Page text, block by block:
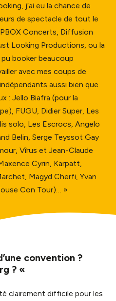
j’ai eu la chance de
de spectacle de tout le
Concerts, Diffusion
Looking Productions, ou la
booker beaucoup
avec mes coups de
aussi bien que
: Jello Biafra (pour la
FUGU, Didier Super, Les
solo, Les Escrocs, Angelo
Belin, Serge Teyssot Gay
Vîrus et Jean-Claude
Cyrin, Karpatt,
Magyd Cherfi, Yvan
Con Tour)… »
convention ?
? «
clairement difficile pour les